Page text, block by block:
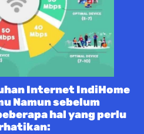
Internet IndiHome
Namun sebelum
hal yang perlu